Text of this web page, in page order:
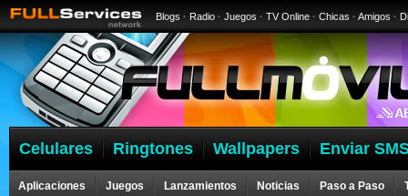
Blogs · Radio · Juegos · TV Online · Chicas · Amigos ·
Celulares Ringtones Wallpapers Enviar
Aplicaciones Juegos Lanzamientos Noticias Paso a Paso